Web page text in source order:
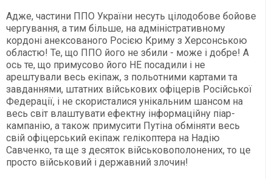
Адже, частини ППО України несуть цілодобове бойове
чергування, а тим більше, на адміністративному
кордоні анексованого Росією Криму з Херсонською
областю! Те, що ППО його не збили - може і добре! А
ось те, що примусово його НЕ посадили і не
арештували весь екіпаж, з польотними картами та
завданнями, штатних військових офіцерів Російської
Федерації, і не скористалися унікальним шансом на
весь світ влаштувати ефектну інформаційну піар-
кампанію, а також примусити Путіна обміняти весь
свій офіцерський екіпаж гелікоптера на Надію
Савченко, та ще з десяток військовополонених, то це
просто військовий і державний злочин!